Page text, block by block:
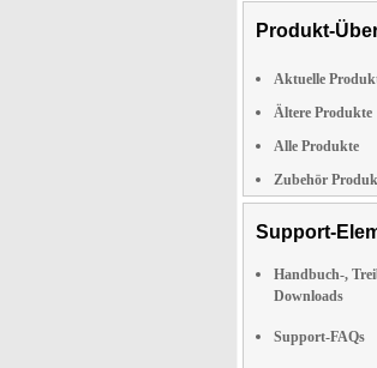
Produkt-
Aktuelle
Ältere Produkte
Alle Produkte
Zubehör
Support-
Handbuch-,
Downloads
Support-FAQs